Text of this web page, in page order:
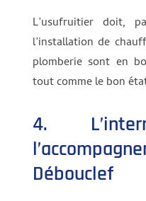
L’usufruitier doit,
l’installation de
plomberie sont en
tout comme le bon
4.
Débouclef